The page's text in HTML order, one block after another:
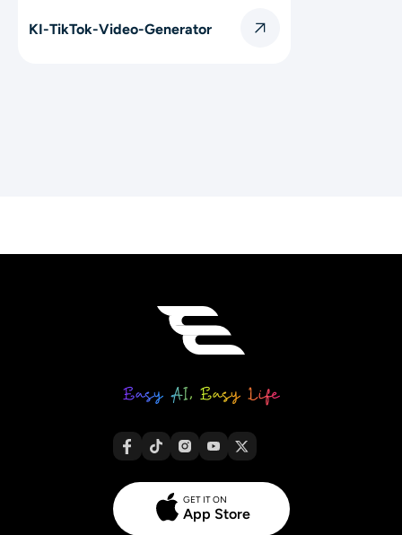
KI-TikTok-Video-Generator
GET IT ON
App Store